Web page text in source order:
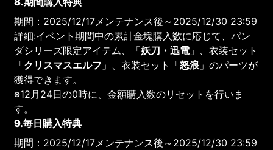
期間：2025/12/17メンテナンス後～2025/12/30 23:59
詳細:イベント期間中の累計金塊購入数に応じて、パン
ダシリーズ限定アイテム、「妖刀・迅電」、衣装セット
「クリスマスエルフ 」、衣装セット「怒浪 」のパーツが
獲得できます。
※12月24日の0時に、金額購入数のリセットを行いま
す。
9.毎日購入特典
期間：2025/12/17メンテナンス後～2025/12/30 23:59